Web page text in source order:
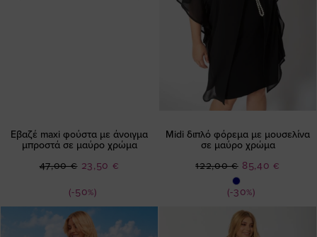
Εβαζέ maxi φούστα με άνοιγμα
μπροστά σε μαύρο χρώμα
(-50%)
Ειδική
23,50 €
47,00 €
Midi διπλό φόρεμα με μουσελίνα
σε μαύρο χρώμα
(-30%)
Ειδική
85,40 €
122,00 €